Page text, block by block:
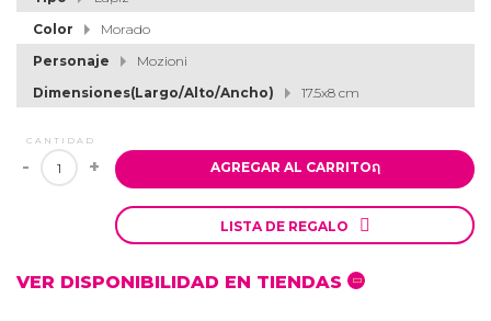
Color
Morado
Personaje
Mozioni
Dimensiones(Largo/Alto/Ancho)
17.5x8 cm
CANTIDAD
- + AGREGAR AL CARRITOຐ
LISTA DE REGALO 
VER DISPONIBILIDAD EN TIENDAS